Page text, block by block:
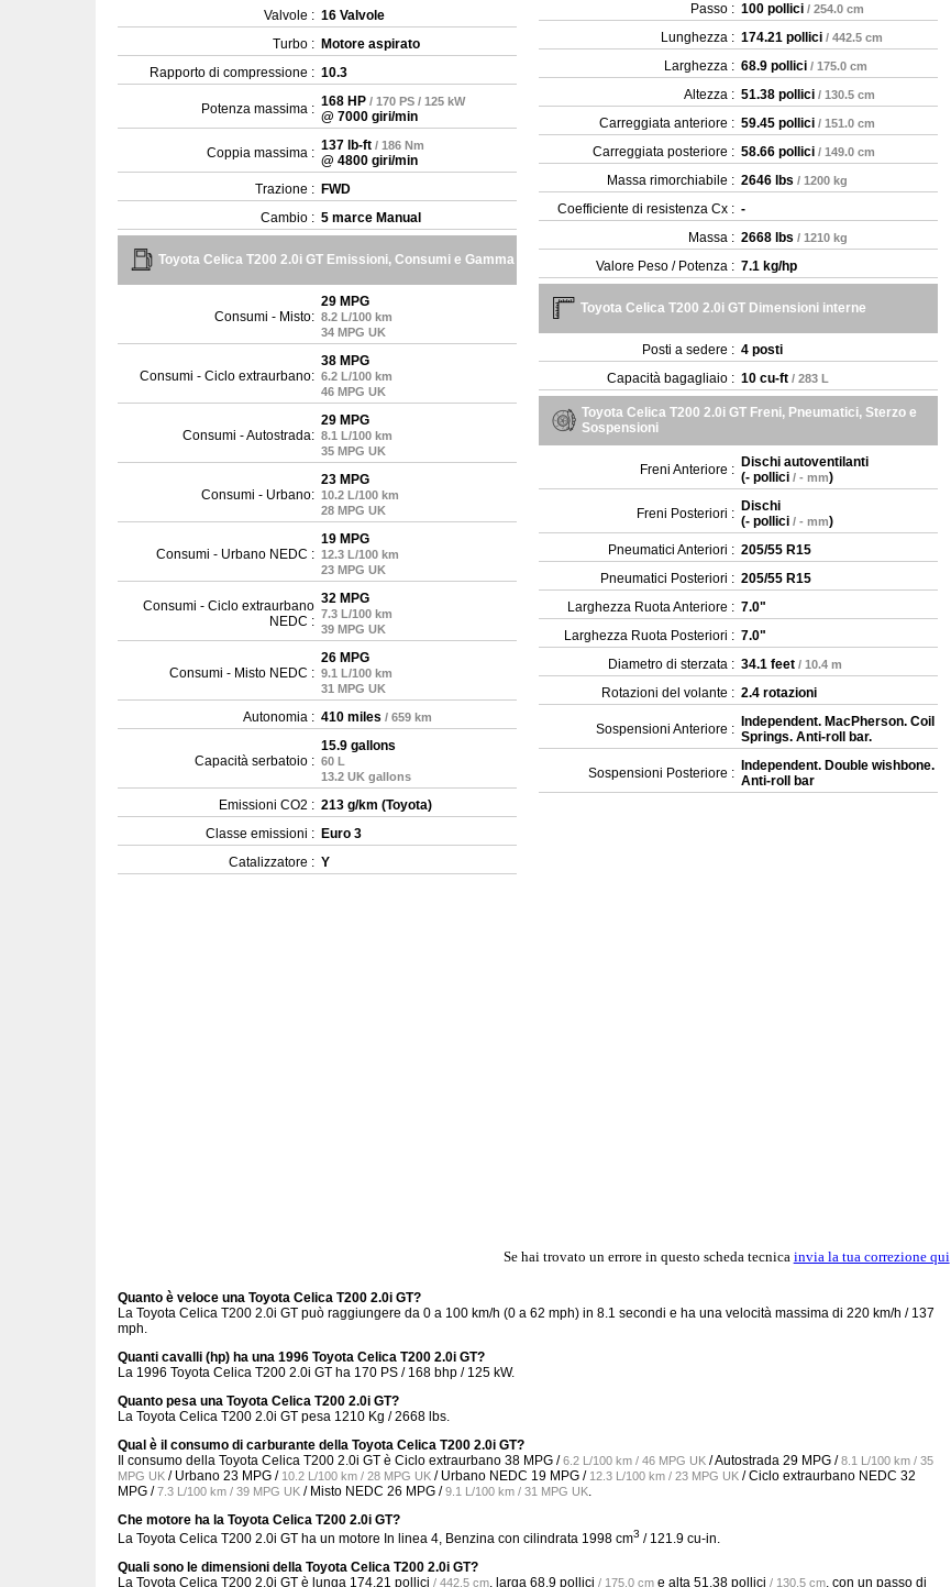
Valvole : 16 Valvole
Turbo : Motore aspirato
Rapporto di compressione : 10.3
Potenza massima : 168 HP / 170 PS / 125 kW
@ 7000 giri/min
Coppia massima : 137 lb-ft / 186 Nm
@ 4800 giri/min
Trazione : FWD
Cambio : 5 marce Manual
Toyota Celica T200 2.0i GT Emissioni, Consumi e Gamma
Consumi - Misto:
29 MPG
8.2 L/100 km
34 MPG UK
Consumi - Ciclo extraurbano:
38 MPG
6.2 L/100 km
46 MPG UK
Consumi - Autostrada:
29 MPG
8.1 L/100 km
35 MPG UK
Consumi - Urbano:
23 MPG
10.2 L/100 km
28 MPG UK
Consumi - Urbano NEDC :
19 MPG
12.3 L/100 km
23 MPG UK
Consumi - Ciclo extraurbano
NEDC :
32 MPG
7.3 L/100 km
39 MPG UK
Consumi - Misto NEDC :
26 MPG
9.1 L/100 km
31 MPG UK
Autonomia : 410 miles / 659 km
Capacità serbatoio :
15.9 gallons
60 L
13.2 UK gallons
Emissioni CO2 : 213 g/km (Toyota)
Classe emissioni : Euro 3
Catalizzatore : Y
Passo : 100 pollici / 254.0 cm
Lunghezza : 174.21 pollici / 442.5 cm
Larghezza : 68.9 pollici / 175.0 cm
Altezza : 51.38 pollici / 130.5 cm
Carreggiata anteriore : 59.45 pollici / 151.0 cm
Carreggiata posteriore : 58.66 pollici / 149.0 cm
Massa rimorchiabile : 2646 lbs / 1200 kg
Coefficiente di resistenza Cx : -
Massa : 2668 lbs / 1210 kg
Valore Peso / Potenza : 7.1 kg/hp
Toyota Celica T200 2.0i GT Dimensioni interne
Posti a sedere : 4 posti
Capacità bagagliaio : 10 cu-ft / 283 L
Toyota Celica T200 2.0i GT Freni, Pneumatici, Sterzo e
Sospensioni
Freni Anteriore : Dischi autoventilanti
(- pollici / - mm)
Freni Posteriori : Dischi
(- pollici / - mm)
Pneumatici Anteriori : 205/55 R15
Pneumatici Posteriori : 205/55 R15
Larghezza Ruota Anteriore : 7.0"
Larghezza Ruota Posteriori : 7.0"
Diametro di sterzata : 34.1 feet / 10.4 m
Rotazioni del volante : 2.4 rotazioni
Sospensioni Anteriore :
Independent. MacPherson. Coil
Springs. Anti-roll bar.
Sospensioni Posteriore :
Independent. Double wishbone.
Anti-roll bar
Se hai trovato un errore in questo scheda tecnica invia la tua correzione qui
Quanto è veloce una Toyota Celica T200 2.0i GT?
La Toyota Celica T200 2.0i GT può raggiungere da 0 a 100 km/h (0 a 62 mph) in 8.1 secondi e ha una velocità massima di 220 km/h / 137
mph.
Quanti cavalli (hp) ha una 1996 Toyota Celica T200 2.0i GT?
La 1996 Toyota Celica T200 2.0i GT ha 170 PS / 168 bhp / 125 kW.
Quanto pesa una Toyota Celica T200 2.0i GT?
La Toyota Celica T200 2.0i GT pesa 1210 Kg / 2668 lbs.
Qual è il consumo di carburante della Toyota Celica T200 2.0i GT?
Il consumo della Toyota Celica T200 2.0i GT è Ciclo extraurbano 38 MPG /6.2 L/100 km / 46 MPG UK / Autostrada 29 MPG /8.1 L/100 km / 35
MPG UK / Urbano 23 MPG / 10.2 L/100 km / 28 MPG UK / Urbano NEDC 19 MPG / 12.3 L/100 km / 23 MPG UK / Ciclo extraurbano NEDC 32
MPG /7.3 L/100 km / 39 MPG UK / Misto NEDC 26 MPG /9.1 L/100 km / 31 MPG UK.
Che motore ha la Toyota Celica T200 2.0i GT?
La Toyota Celica T200 2.0i GT ha un motore In linea 4, Benzina con cilindrata 1998 cm3 / 121.9 cu-in.
Quali sono le dimensioni della Toyota Celica T200 2.0i GT?
La Toyota Celica T200 2.0i GT è lunga 174.21 pollici / 442.5 cm, larga 68.9 pollici / 175.0 cm e alta 51.38 pollici / 130.5 cm, con un passo di